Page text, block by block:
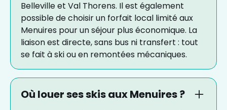
Belleville et Val Thorens. Il est également
possible de choisir un forfait local limité aux
Menuires pour un séjour plus économique. La
liaison est directe, sans bus ni transfert : tout
se fait à ski ou en remontées mécaniques.
Où louer ses skis aux Menuires ?